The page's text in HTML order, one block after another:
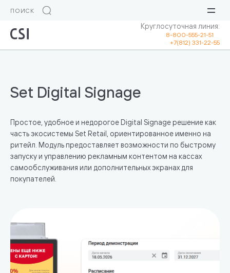
Круглосуточная линия:
8-800-555-21-51
+7(812) 331-22-55
Set Digital Signage
Простое, удобное и недорогое Digital Signage решение как
часть экосистемы Set Retail, ориентированное именно на
ритейл. Модуль предоставляет возможности по быстрому
запуску и управлению рекламным контентом на кассах
самообслуживания или дополнительных экранах для
покупателей.